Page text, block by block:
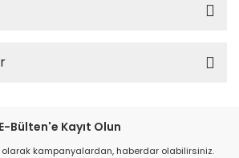
E-Bülten'e Kayıt Olun
olarak kampanyalardan, haberdar olabilirsiniz.